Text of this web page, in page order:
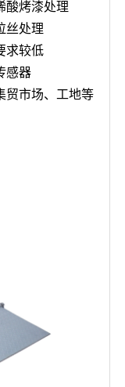
酸烤漆处理
丝处理
求较低
感器
贸市场、工地等